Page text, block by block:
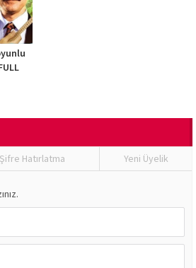
Şifre Hatırlatma Yeni Üyelik